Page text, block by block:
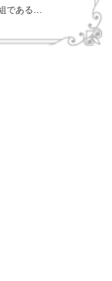
である…